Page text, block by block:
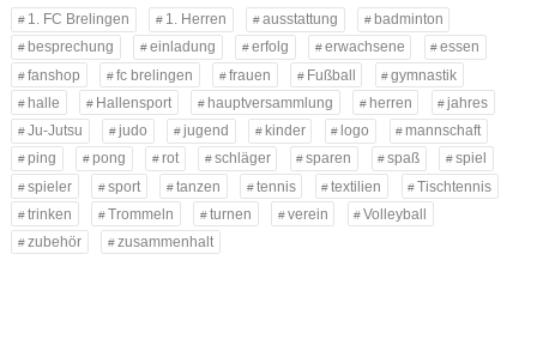
1. FC Brelingen 1. Herren ausstattung
badminton
besprechung
einladung erfolg erwachsene
essen
fanshop
fc brelingen frauen Fußball
gymnastik
halle
Hallensport hauptversammlung herren
jahres
Ju-Jutsu
judo jugend kinder logo
mannschaft
ping
pong rot schläger sparen spaß
spiel
spieler
sport tanzen tennis textilien
Tischtennis
trinken
Trommeln turnen verein
Volleyball
zubehör
zusammenhalt